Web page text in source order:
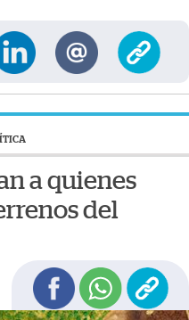
a quienes
del